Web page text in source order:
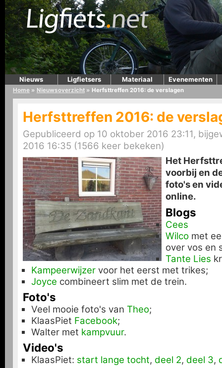
Nieuws Ligfietsers Materiaal Evenementen
Home » Nieuwsoverzicht » Herfsttreffen 2016: de verslagen
Herfsttreffen 2016: de
Gepubliceerd op 10 oktober 2016 23:11,
2016 16:35 (1566 keer bekeken)
Het
voorbij en
foto's en
online.
Blogs
Cees
Wilco met
over vos en
Tante Lies
Kampeerwijzer voor het eerst met trikes;
Joyce combineert slim met de trein.
Foto's
Veel mooie foto's van Theo;
KlaasPiet Facebook;
Walter met kampvuur.
Video's
KlaasPiet: start lange tocht, deel 2, deel 3,